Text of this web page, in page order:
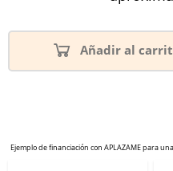
Añadir al